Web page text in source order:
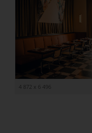
4 872 x 6 496